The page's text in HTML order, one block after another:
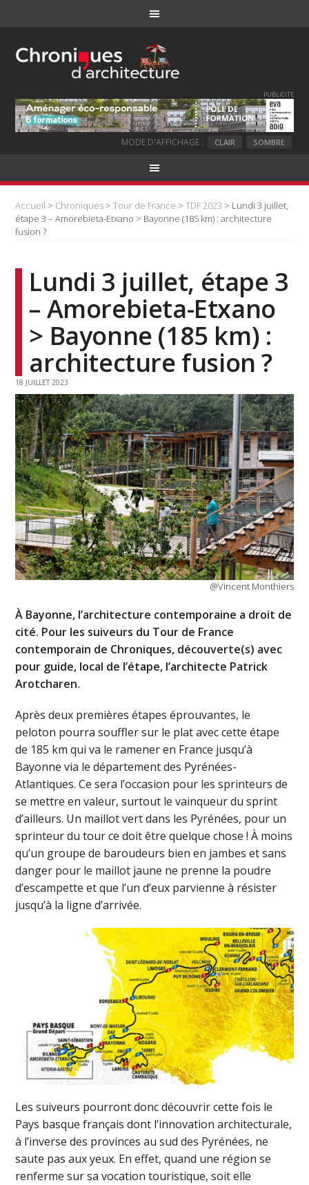
PUBLICITE
MODE D'AFFICHAGE : CLAIR SOMBRE
Accueil > Chroniques >Tour de France >TDF 2023 > Lundi 3 juillet,
étape 3 – Amorebieta-Etxano > Bayonne (185 km) : architecture
fusion ?
Lundi 3 juillet, étape 3
– Amorebieta-Etxano
> Bayonne (185 km) :
architecture fusion ?
18 JUILLET 2023
@Vincent Monthiers
À Bayonne, l’architecture contemporaine a droit de
cité. Pour les suiveurs du Tour de France
contemporain de Chroniques, découverte(s) avec
pour guide, local de l’étape, l’architecte Patrick
Arotcharen.
Après deux premières étapes éprouvantes, le
peloton pourra souffler sur le plat avec cette étape
de 185 km qui va le ramener en France jusqu’à
Bayonne via le département des Pyrénées-
Atlantiques. Ce sera l’occasion pour les sprinteurs de
se mettre en valeur, surtout le vainqueur du sprint
d’ailleurs. Un maillot vert dans les Pyrénées, pour un
sprinteur du tour ce doit être quelque chose ! À moins
qu’un groupe de baroudeurs bien en jambes et sans
danger pour le maillot jaune ne prenne la poudre
d’escampette et que l’un d’eux parvienne à résister
jusqu’à la ligne d’arrivée.
Les suiveurs pourront donc découvrir cette fois le
Pays basque français dont l’innovation architecturale,
à l’inverse des provinces au sud des Pyrénées, ne
saute pas aux yeux. En effet, quand une région se
renferme sur sa vocation touristique, soit elle